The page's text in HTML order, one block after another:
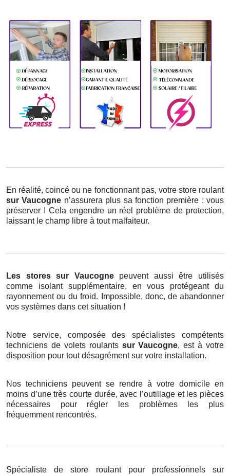
En réalité, coincé ou ne fonctionnant pas, votre store roulant
sur Vaucogne n’assurera plus sa fonction première : vous
préserver ! Cela engendre un réel problème de protection,
laissant le champ libre à tout malfaiteur.
Les stores sur Vaucogne peuvent aussi être utilisés
comme isolant supplémentaire, en vous protégeant du
rayonnement ou du froid. Impossible, donc, de abandonner
vos systèmes dans cet situation !
Notre service, composée des spécialistes compétents
techniciens de volets roulants sur Vaucogne, est à votre
disposition pour tout désagrément sur votre installation.
Nos techniciens peuvent se rendre à votre domicile en
moins d’une très courte durée, avec l’outillage et les pièces
nécessaires pour régler les problèmes les plus
fréquemment rencontrés.
Spécialiste de store roulant pour professionnels sur